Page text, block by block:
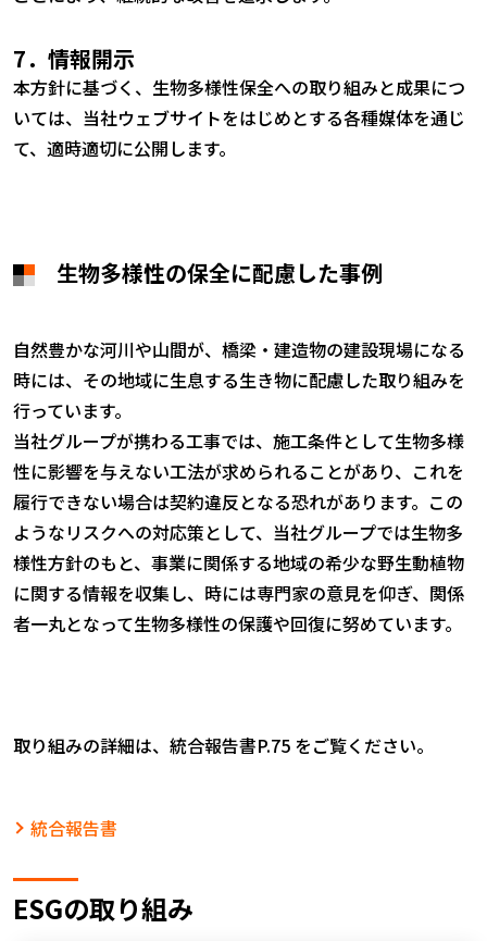
7．情報開示
本方針に基づく、生物多様性保全への取り組みと成果につ
いては、当社ウェブサイトをはじめとする各種媒体を通じ
て、適時適切に公開します。
生物多様性の保全に配慮した事例
自然豊かな河川や山間が、橋梁・建造物の建設現場になる
時には、その地域に生息する生き物に配慮した取り組みを
行っています。
当社グループが携わる工事では、施工条件として生物多様
性に影響を与えない工法が求められることがあり、これを
履行できない場合は契約違反となる恐れがあります。この
ようなリスクへの対応策として、当社グループでは生物多
様性方針のもと、事業に関係する地域の希少な野生動植物
に関する情報を収集し、時には専門家の意見を仰ぎ、関係
者一丸となって生物多様性の保護や回復に努めています。
取り組みの詳細は、統合報告書P.75 をご覧ください。
統合報告書
ESGの取り組み